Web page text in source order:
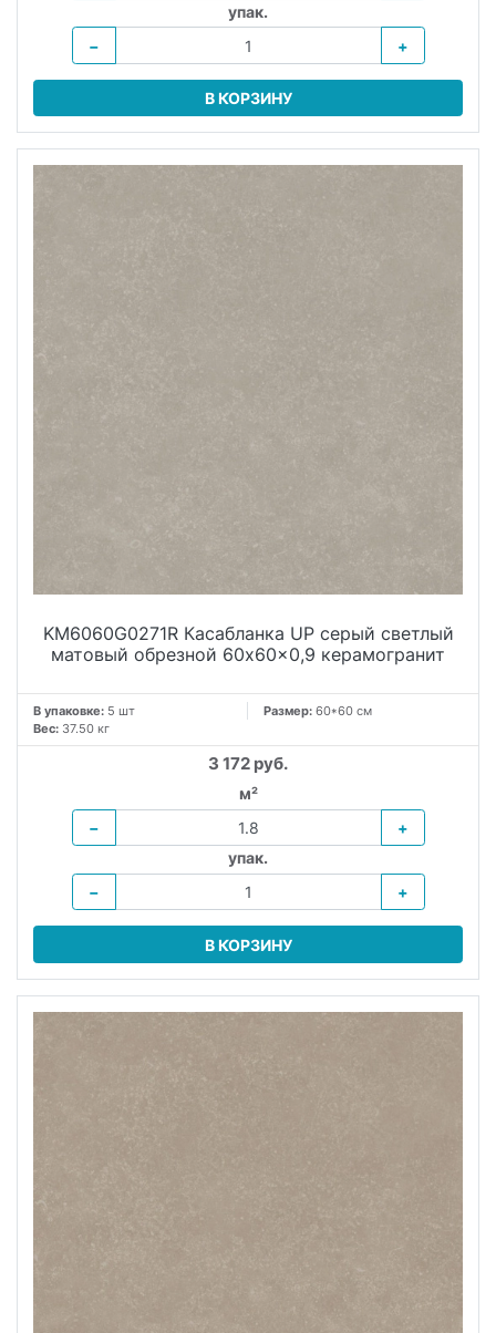
упак.
−
+
В КОРЗИНУ
KM6060G0271R Касабланка UP серый светлый
матовый обрезной 60x60x0,9 керамогранит
В упаковке: 5 шт Размер: 60*60 см
Вес: 37.50 кг
3 172 руб.
м²
−
+
упак.
−
+
В КОРЗИНУ